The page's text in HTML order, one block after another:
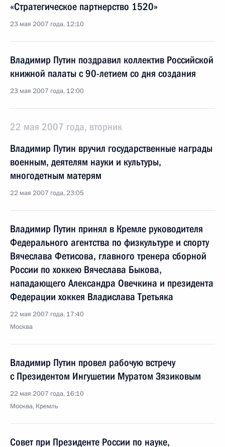
«Стратегическое партнерство 1520»
23 мая 2007 года, 12:10
Владимир Путин поздравил коллектив Российской
книжной палаты с 90-летием со дня создания
23 мая 2007 года, 12:00
22 мая 2007 года, вторник
Владимир Путин вручил государственные награды
военным, деятелям науки и культуры,
многодетным матерям
22 мая 2007 года, 23:05
Владимир Путин принял в Кремле руководителя
Федерального агентства по физкультуре и спорту
Вячеслава Фетисова, главного тренера сборной
России по хоккею Вячеслава Быкова,
нападающего Александра Овечкина и президента
Федерации хоккея Владислава Третьяка
22 мая 2007 года, 17:40
Москва
Владимир Путин провел рабочую встречу
с Президентом Ингушетии Муратом Зязиковым
22 мая 2007 года, 16:10
Москва, Кремль
Совет при Президенте России по науке,